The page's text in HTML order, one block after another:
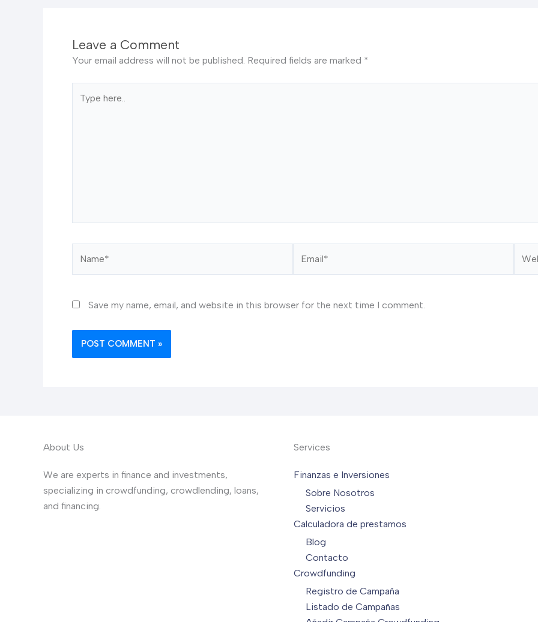
Leave a Comment
Your email address will not be published. Required fields are marked *
here..
Save my name, email, and website in this browser for the next time I comment.
About Us
We are experts in finance and investments,
specializing in crowdfunding, crowdlending, loans,
and financing.
Services
Finanzas e Inversiones
Sobre Nosotros
Servicios
Calculadora de prestamos
Blog
Contacto
Crowdfunding
Registro de Campaña
Listado de Campañas